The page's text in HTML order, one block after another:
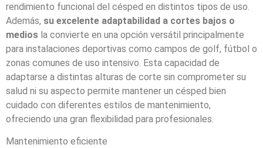
rendimiento funcional del césped en distintos tipos de uso.
Además, su excelente adaptabilidad a cortes bajos o
medios la convierte en una opción versátil principalmente
para instalaciones deportivas como campos de golf, fútbol o
zonas comunes de uso intensivo. Esta capacidad de
adaptarse a distintas alturas de corte sin comprometer su
salud ni su aspecto permite mantener un césped bien
cuidado con diferentes estilos de mantenimiento,
ofreciendo una gran flexibilidad para profesionales.
Mantenimiento eficiente